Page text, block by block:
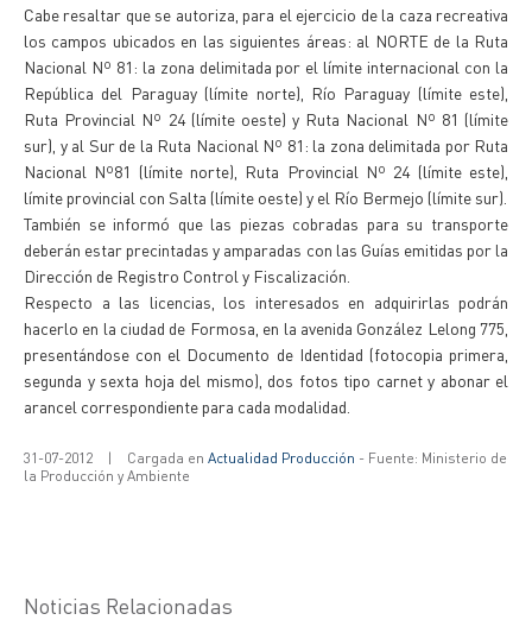
Cabe resaltar que se autoriza, para el ejercicio de la caza recreativa
los campos ubicados en las siguientes áreas: al NORTE de la Ruta
Nacional Nº 81: la zona delimitada por el límite internacional con la
República del Paraguay (límite norte), Río Paraguay (límite este),
Ruta Provincial Nº 24 (límite oeste) y Ruta Nacional Nº 81 (límite
sur), y al Sur de la Ruta Nacional Nº 81: la zona delimitada por Ruta
Nacional Nº81 (límite norte), Ruta Provincial Nº 24 (límite este),
límite provincial con Salta (límite oeste) y el Río Bermejo (límite sur).
También se informó que las piezas cobradas para su transporte
deberán estar precintadas y amparadas con las Guías emitidas por la
Dirección de Registro Control y Fiscalización.
Respecto a las licencias, los interesados en adquirirlas podrán
hacerlo en la ciudad de Formosa, en la avenida González Lelong 775,
presentándose con el Documento de Identidad (fotocopia primera,
segunda y sexta hoja del mismo), dos fotos tipo carnet y abonar el
arancel correspondiente para cada modalidad.
31-07-2012 | Cargada en Actualidad Producción - Fuente: Ministerio de
la Producción y Ambiente
Noticias Relacionadas